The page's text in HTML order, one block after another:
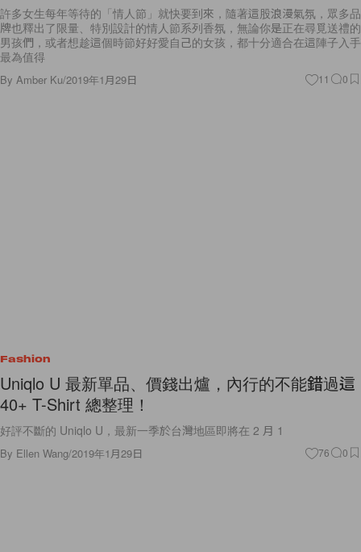
許多女生每年等待的「情人節」就快要到來，隨著這股浪漫氣氛，眾多品
牌也釋出了限量、特別設計的情人節系列香氛，無論你是正在尋覓送禮的
男孩們，或者想趁這個時節好好愛自己的女孩，都十分適合在這陣子入手
最為值得
By Amber Ku/2019年1月29日 11 0
Fashion
Uniqlo U 最新單品、價錢出爐，內行的不能錯過這
40+ T-Shirt 總整理！
好評不斷的 Uniqlo U，最新一季於台灣地區即將在 2 月 1
By Ellen Wang/2019年1月29日 76 0